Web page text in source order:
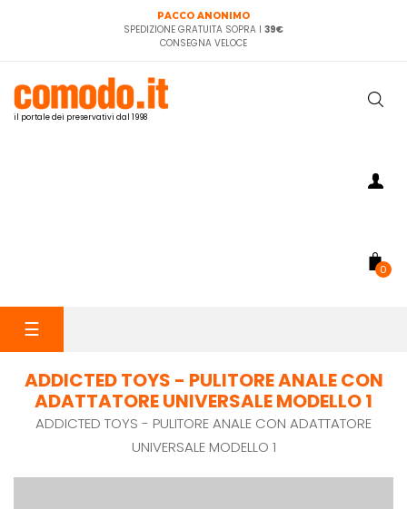
PACCO ANONIMO
SPEDIZIONE GRATUITA SOPRA I 39€
CONSEGNA VELOCE
il portale dei preservativi dal 1998
0
navigazione
☰
ADDICTED TOYS - PULITORE ANALE CON
ADATTATORE UNIVERSALE MODELLO 1
ADDICTED TOYS - PULITORE ANALE CON ADATTATORE
UNIVERSALE MODELLO 1